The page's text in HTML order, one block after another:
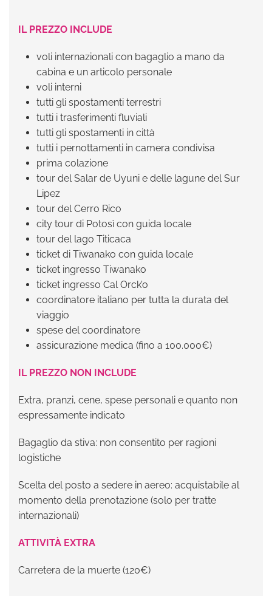
IL PREZZO INCLUDE
voli internazionali con bagaglio a mano da
cabina e un articolo personale
voli interni
tutti gli spostamenti terrestri
tutti i trasferimenti fluviali
tutti gli spostamenti in città
tutti i pernottamenti in camera condivisa
prima colazione
tour del Salar de Uyuni e delle lagune del Sur
Lipez
tour del Cerro Rico
city tour di Potosì con guida locale
tour del lago Titicaca
ticket di Tiwanako con guida locale
ticket ingresso Tiwanako
ticket ingresso Cal Orck’o
coordinatore italiano per tutta la durata del
viaggio
spese del coordinatore
assicurazione medica (fino a 100.000€)
IL PREZZO NON INCLUDE
Extra, pranzi, cene, spese personali e quanto non
espressamente indicato
Bagaglio da stiva: non consentito per ragioni
logistiche
Scelta del posto a sedere in aereo: acquistabile al
momento della prenotazione (solo per tratte
internazionali)
ATTIVITÀ EXTRA
Carretera de la muerte (120€)